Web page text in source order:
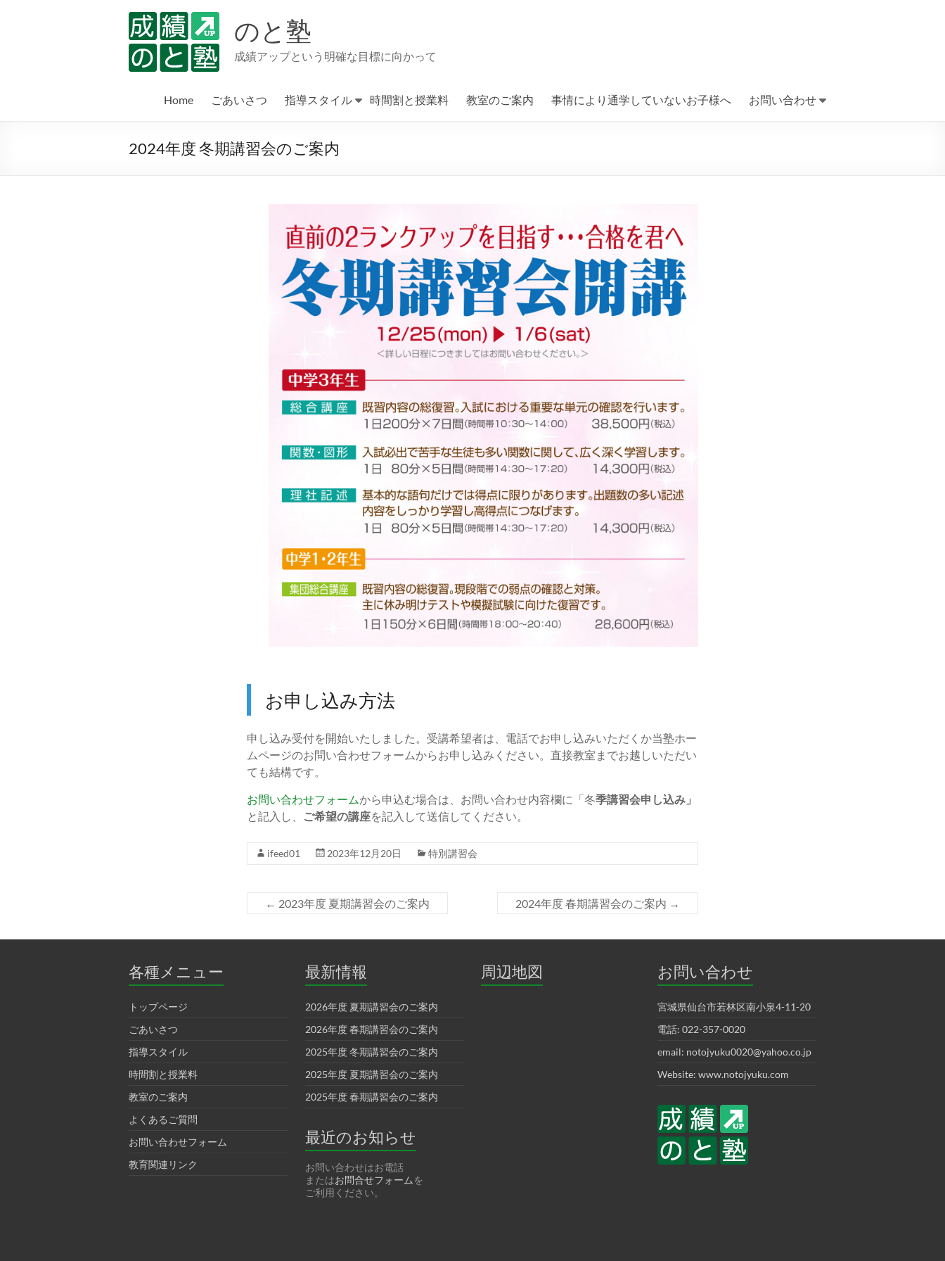
のと塾
成績アップという明確な目標に向かって
Home ごあいさつ 指導スタイル 時間割と授業料 教室のご案内 事情により通学していないお子様へ お問い合わせ
2024年度 冬期講習会のご案内
お申し込み方法
申し込み受付を開始いたしました。受講希望者は、電話でお申し込みいただくか当塾ホー
ムページのお問い合わせフォームからお申し込みください。直接教室までお越しいただい
ても結構です。
お問い合わせフォームから申込む場合は、お問い合わせ内容欄に「冬季講習会申し込み」
と記入し、 ご希望の講座を記入して送信してください。
ifeed01 2023年12月20日 特別講習会
← 2023年度 夏期講習会のご案内 2024年度 春期講習会のご案内 →
各種メニュー
トップページ
ごあいさつ
指導スタイル
時間割と授業料
教室のご案内
よくあるご質問
お問い合わせフォーム
教育関連リンク
最新情報
2026年度 夏期講習会のご案内
2026年度 春期講習会のご案内
2025年度 冬期講習会のご案内
2025年度 夏期講習会のご案内
2025年度 春期講習会のご案内
最近のお知らせ
お問い合わせはお電話
またはお問合せフォーム を
ご利用ください。
周辺地図 お問い合わせ
宮城県仙台市若林区南小泉4-11-20
電話: 022-357-0020
email: notojyuku0020@yahoo.co.jp
Website: www.notojyuku.com